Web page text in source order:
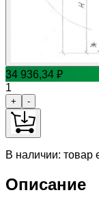
34 936,34 ₽
1
+ -
В наличии: товар
Описание